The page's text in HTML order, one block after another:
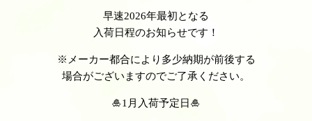
早速2026年最初となる
入荷日程のお知らせです！
※メーカー都合により多少納期が前後する
場合がございますのでご了承ください。
🎍1月入荷予定日🎍